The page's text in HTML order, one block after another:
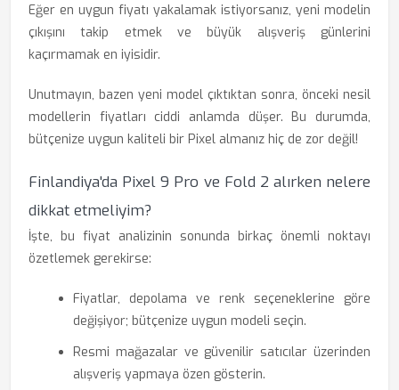
Eğer en uygun fiyatı yakalamak istiyorsanız, yeni modelin
çıkışını takip etmek ve büyük alışveriş günlerini
kaçırmamak en iyisidir.
Unutmayın, bazen yeni model çıktıktan sonra, önceki nesil
modellerin fiyatları ciddi anlamda düşer. Bu durumda,
bütçenize uygun kaliteli bir Pixel almanız hiç de zor değil!
Finlandiya'da Pixel 9 Pro ve Fold 2 alırken nelere
dikkat etmeliyim?
İşte, bu fiyat analizinin sonunda birkaç önemli noktayı
özetlemek gerekirse:
Fiyatlar, depolama ve renk seçeneklerine göre
değişiyor; bütçenize uygun modeli seçin.
Resmi mağazalar ve güvenilir satıcılar üzerinden
alışveriş yapmaya özen gösterin.